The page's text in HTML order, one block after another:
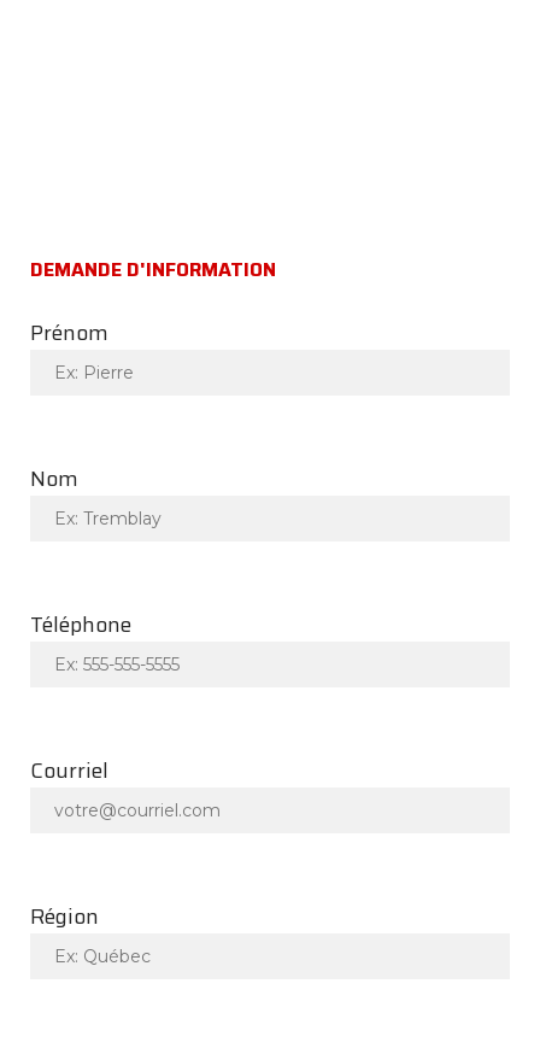
DEMANDE D'INFORMATION
Prénom
Nom
Téléphone
Courriel
Région